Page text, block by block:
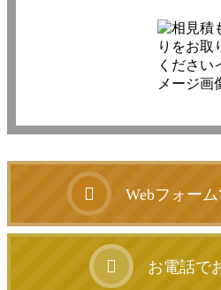
Webフォー
お電話で